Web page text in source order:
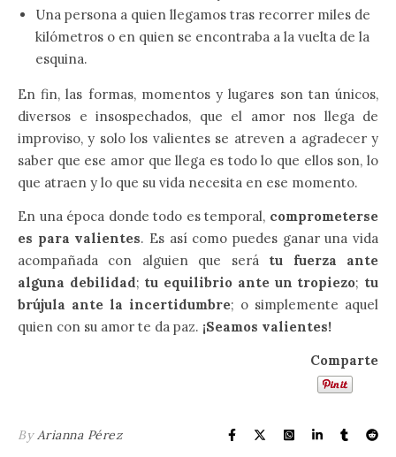
Una persona a quien llegamos tras recorrer miles de
kilómetros o en quien se encontraba a la vuelta de la
esquina.
En fin, las formas, momentos y lugares son tan únicos,
diversos e insospechados, que el amor nos llega de
improviso, y solo los valientes se atreven a agradecer y
saber que ese amor que llega es todo lo que ellos son, lo
que atraen y lo que su vida necesita en ese momento.
En una época donde todo es temporal, comprometerse
es para valientes. Es así como puedes ganar una vida
acompañada con alguien que será tu fuerza ante
alguna debilidad; tu equilibrio ante un tropiezo; tu
brújula ante la incertidumbre; o simplemente aquel
quien con su amor te da paz. ¡Seamos valientes!
Comparte
ByArianna Pérez